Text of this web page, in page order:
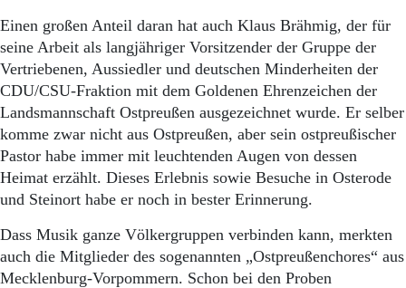
Einen großen Anteil daran hat auch Klaus Brähmig, der für
seine Arbeit als langjähriger Vorsitzender der Gruppe der
Vertriebenen, Aussiedler und deutschen Minderheiten der
CDU/CSU-Fraktion mit dem Goldenen Ehrenzeichen der
Landsmannschaft Ostpreußen ausgezeichnet wurde. Er selber
komme zwar nicht aus Ostpreußen, aber sein ostpreußischer
Pastor habe immer mit leuchtenden Augen von dessen
Heimat erzählt. Dieses Erlebnis sowie Besuche in Osterode
und Steinort habe er noch in bester Erinnerung.
Dass Musik ganze Völkergruppen verbinden kann, merkten
auch die Mitglieder des sogenannten „Ostpreußenchores“ aus
Mecklenburg-Vorpommern. Schon bei den Proben